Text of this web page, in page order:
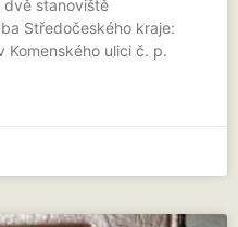
dvě stanoviště
Středočeského kraje:
ulici č. p.